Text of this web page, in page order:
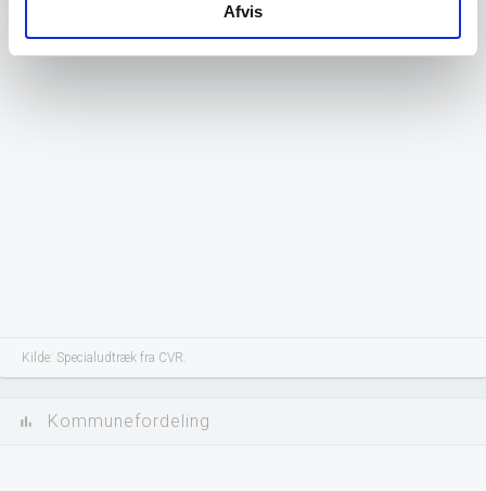
Afvis
Kilde: Specialudtræk fra CVR.
bar_chart Kommunefordeling